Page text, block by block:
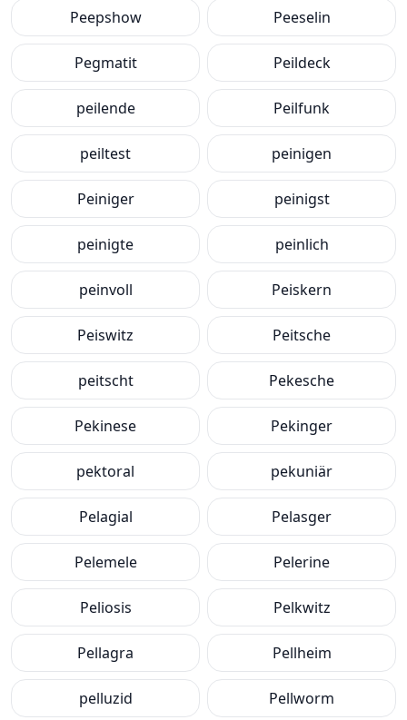
Peepshow Peeselin
Pegmatit Peildeck
peilende Peilfunk
peiltest peinigen
Peiniger peinigst
peinigte peinlich
peinvoll Peiskern
Peiswitz Peitsche
peitscht Pekesche
Pekinese Pekinger
pektoral pekuniär
Pelagial Pelasger
Pelemele Pelerine
Peliosis Pelkwitz
Pellagra Pellheim
pelluzid Pellworm